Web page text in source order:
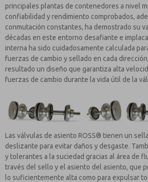
principales plantas de contenedores a nivel
confiabilidad y rendimiento comprobados,
conmutación constantes, ha demostrado su
décadas en este entorno desafiante e
interna ha sido cuidadosamente calculada
fuerzas de cambio y sellado en cada
resultado un diseño que garantiza alta
fuerzas de cambio durante la vida útil de la
Las válvulas de asiento ROSS® tienen un
deslizante para evitar daños y desgaste.
y tolerantes a la suciedad gracias al área de
través del sello y el asiento del asiento, que
lo suficientemente alta como para expulsar